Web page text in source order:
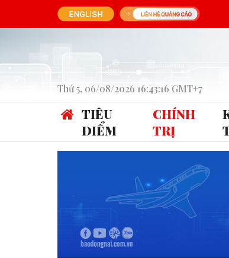
Thứ 5, 06/08/2026 16:43:16 GMT+7
TIÊU
ĐIỂM
CHÍNH
TRỊ